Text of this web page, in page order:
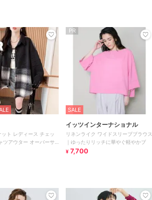
ット レディース チェッ
ツアウター オーバーサ
きいサイズ
PR
SALE
イッツインターナショナル
リネンライク ワイドスリーブブラウス
｜ゆったりリッチに華やぐ軽やかブ
¥ 7,700